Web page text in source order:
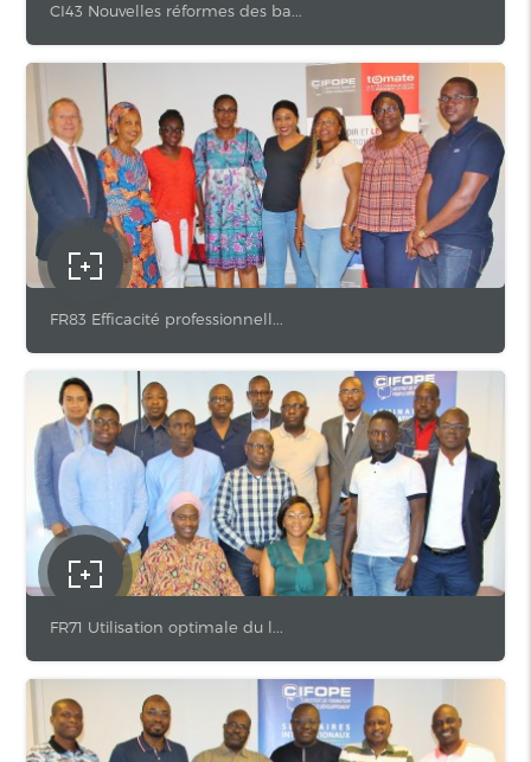
CI43 Nouvelles réformes des ba...
FR83 Efficacité professionnell...
FR71 Utilisation optimale du l...